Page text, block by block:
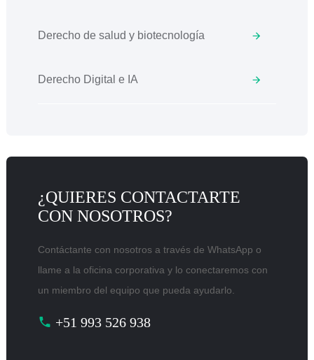
Derecho de salud y biotecnología
Derecho Digital e IA
¿QUIERES CONTACTARTE
CON NOSOTROS?
Contáctante con nosotros a través de WhatsApp o
llame a la oficina corporativa y lo conectaremos con
un miembro del equipo que pueda ayudarlo.
+51 993 526 938